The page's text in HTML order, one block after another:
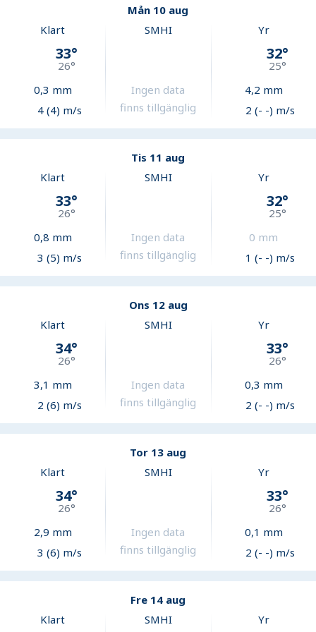
Mån 10 aug
Klart
33°
26°
0,3 mm
4 (4) m/s
SMHI
Ingen data
finns tillgänglig
Yr
32°
25°
4,2 mm
2 (- -) m/s
Tis 11 aug
Klart
33°
26°
0,8 mm
3 (5) m/s
SMHI
Ingen data
finns tillgänglig
Yr
32°
25°
0 mm
1 (- -) m/s
Ons 12 aug
Klart
34°
26°
3,1 mm
2 (6) m/s
SMHI
Ingen data
finns tillgänglig
Yr
33°
26°
0,3 mm
2 (- -) m/s
Tor 13 aug
Klart
34°
26°
2,9 mm
3 (6) m/s
SMHI
Ingen data
finns tillgänglig
Yr
33°
26°
0,1 mm
2 (- -) m/s
Fre 14 aug
Klart
SMHI Yr